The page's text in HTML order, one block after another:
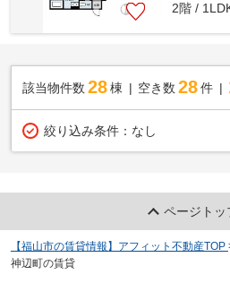
2階 /
該当物件数 28棟 空き数 28 件
絞り込み条件： なし
ページトッ
【福山市の賃貸情報】アフィット不動産TOP
神辺町の賃貸